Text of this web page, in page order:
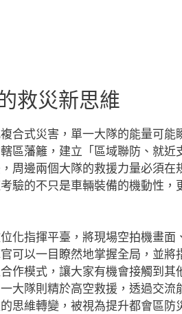
救災新思維
合式災害，單一大隊的能量可能
區藩籬，建立「區域聯防、就近
周邊兩個大隊的救援力量必須在
驗的不只是車輛裝備的機動性，
化指揮平臺，將現場空拍機畫面
可以一目瞭然地掌握全局，並將
作模式，讓大家有機會接觸到其
大隊則精於高空救援，透過交流
思維轉變，被視為提升都會區防